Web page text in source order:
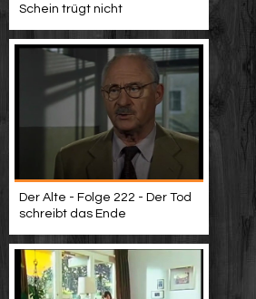
Schein trügt nicht
Der Alte - Folge 222 - Der Tod
schreibt das Ende